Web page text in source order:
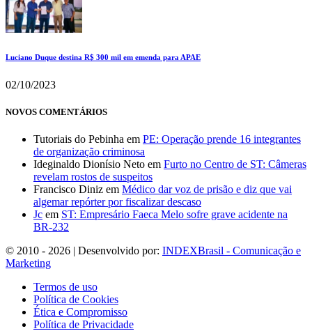
Luciano Duque destina R$ 300 mil em emenda para APAE
02/10/2023
NOVOS COMENTÁRIOS
Tutoriais do Pebinha em PE: Operação prende 16 integrantes
de organização criminosa
Ideginaldo Dionísio Neto em Furto no Centro de ST: Câmeras
revelam rostos de suspeitos
Francisco Diniz em Médico dar voz de prisão e diz que vai
algemar repórter por fiscalizar descaso
Jc em ST: Empresário Faeca Melo sofre grave acidente na
BR-232
© 2010 - 2026 | Desenvolvido por: INDEXBrasil - Comunicação e
Marketing
Termos de uso
Política de Cookies
Ética e Compromisso
Política de Privacidade